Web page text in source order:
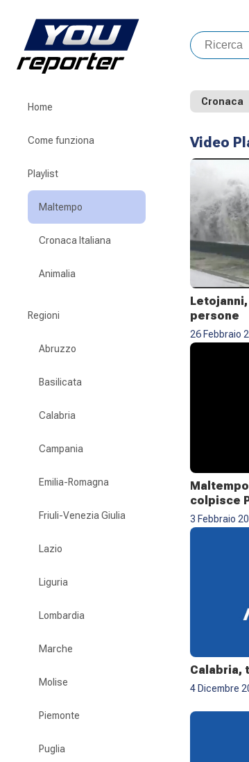
Home
Come funziona
Playlist
Maltempo
Cronaca Italiana
Animalia
Regioni
Abruzzo
Basilicata
Calabria
Campania
Emilia-Romagna
Friuli-Venezia Giulia
Lazio
Liguria
Lombardia
Marche
Molise
Piemonte
Puglia
Cronaca
Video
persone
26 Febbraio
colpisce
3 Febbraio
Calabria,
4 Dicembre